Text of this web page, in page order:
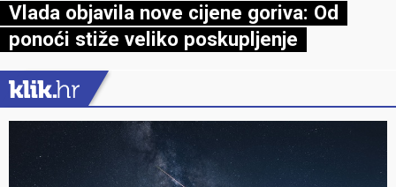
Vlada objavila nove cijene goriva: Od
ponoći stiže veliko poskupljenje